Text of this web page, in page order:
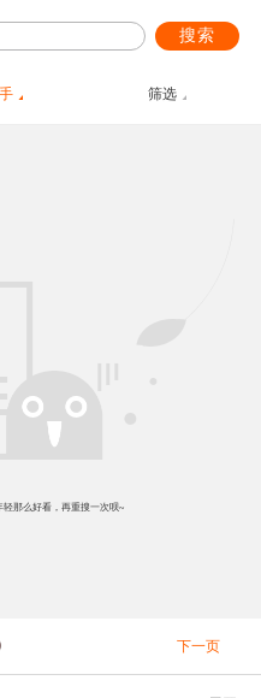
搜索
筛选
那么好看，再重搜一次呗~
下一页